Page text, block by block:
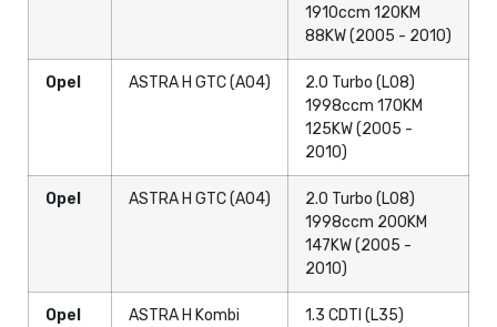
1910ccm 120KM
88KW (2005 - 2010)
Opel ASTRA H GTC (A04)
2.0 Turbo (L08)
1998ccm 170KM
125KW (2005 -
2010)
Opel ASTRA H GTC (A04)
2.0 Turbo (L08)
1998ccm 200KM
147KW (2005 -
2010)
Opel
ASTRA H Kombi
1.3 CDTI (L35)